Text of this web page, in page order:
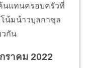
นแทนครอบครัวที่
น้มน้าวบุลกาซุล
วกัน
ราคม 2022